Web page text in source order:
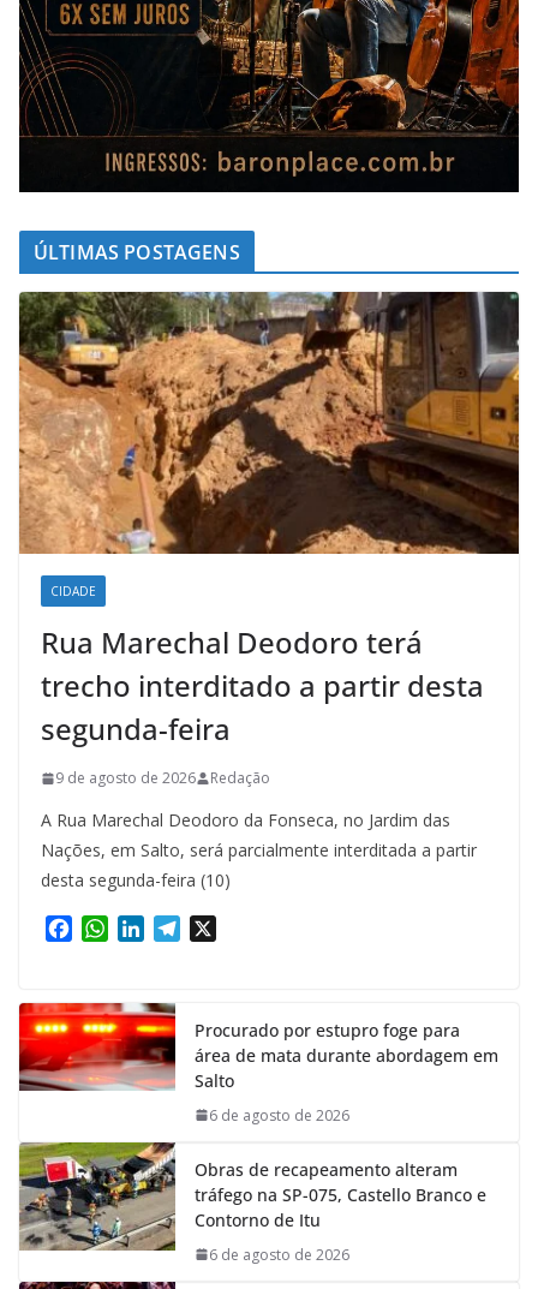
ÚLTIMAS POSTAGENS
CIDADE
Rua Marechal Deodoro terá
trecho interditado a partir desta
segunda-feira
9 de agosto de 2026 Redação
A Rua Marechal Deodoro da Fonseca, no Jardim das
Nações, em Salto, será parcialmente interditada a partir
desta segunda-feira (10)
e
b
o
o
W
t
s
A
p
k
e
d
I
m
Procurado por estupro foge para
área de mata durante abordagem em
Salto
6 de agosto de 2026
Obras de recapeamento alteram
tráfego na SP-075, Castello Branco e
Contorno de Itu
6 de agosto de 2026